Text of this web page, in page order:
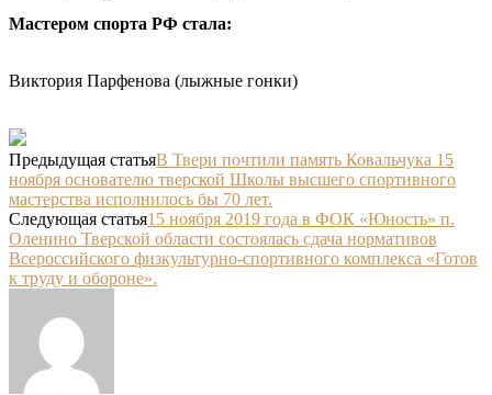
Мастером спорта РФ стала:
Виктория Парфенова (лыжные гонки)
Предыдущая статьяВ Твери почтили память Ковальчука 15
ноября основателю тверской Школы высшего спортивного
мастерства исполнилось бы 70 лет.
Следующая статья15 ноября 2019 года в ФОК «Юность» п.
Оленино Тверской области состоялась сдача нормативов
Всероссийского физкультурно-спортивного комплекса «Готов
к труду и обороне».